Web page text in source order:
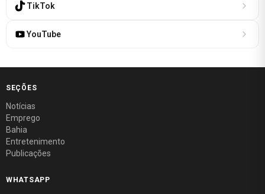
TikTok
YouTube
SEÇÕES
Notícias
Emprego
Bahia
Entretenimento
Publicações
WHATSAPP